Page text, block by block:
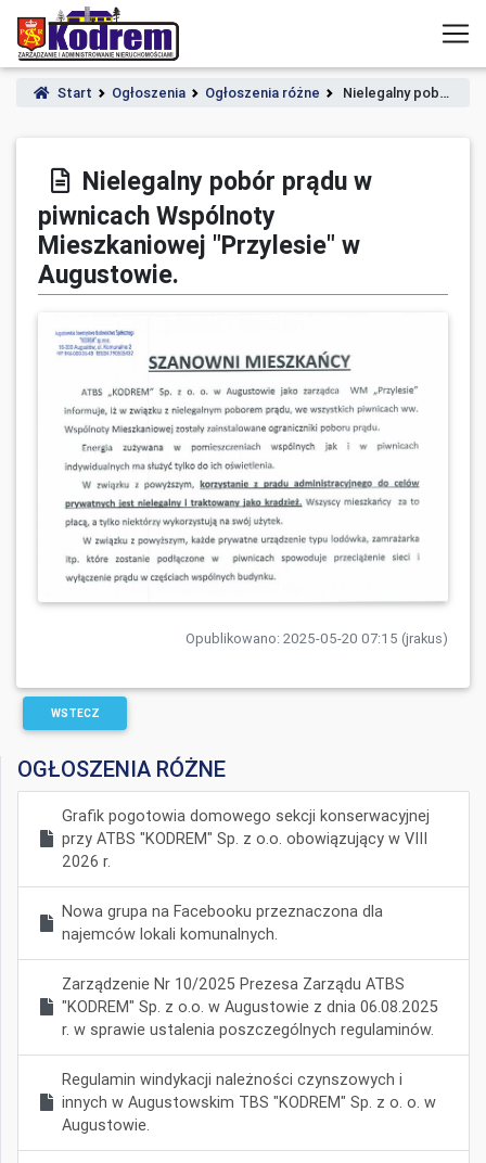
Start Ogłoszenia Ogłoszenia różne Nielegalny pob…
Nielegalny pobór prądu w
piwnicach Wspólnoty
Mieszkaniowej "Przylesie" w
Augustowie.
Opublikowano: 2025-05-20 07:15 (jrakus)
WSTECZ
OGŁOSZENIA RÓŻNE
Grafik pogotowia domowego sekcji konserwacyjnej
przy ATBS "KODREM" Sp. z o.o. obowiązujący w VIII
2026 r.
Nowa grupa na Facebooku przeznaczona dla
najemców lokali komunalnych.
Zarządzenie Nr 10/2025 Prezesa Zarządu ATBS
"KODREM" Sp. z o.o. w Augustowie z dnia 06.08.2025
r. w sprawie ustalenia poszczególnych regulaminów.
Regulamin windykacji należności czynszowych i
innych w Augustowskim TBS "KODREM" Sp. z o. o. w
Augustowie.